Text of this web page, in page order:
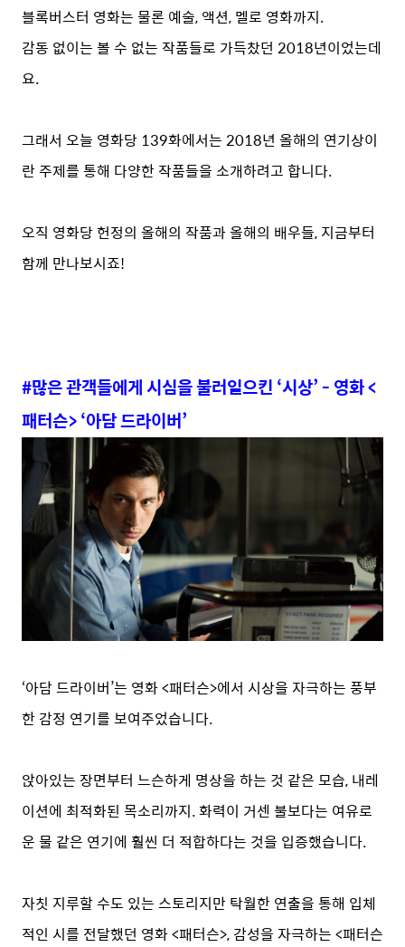
블록버스터 영화는 물론 예술, 액션, 멜로 영화까지.
감동 없이는 볼 수 없는 작품들로 가득찼던 2018년이었는데
요.
그래서 오늘 영화당 139화에서는 2018년 올해의 연기상이
란 주제를 통해 다양한 작품들을 소개하려고 합니다.
오직 영화당 헌정의 올해의 작품과 올해의 배우들, 지금부터
함께 만나보시죠!
#많은 관객들에게 시심을 불러일으킨 ‘시상’ - 영화 <
패터슨> ‘아담 드라이버’
‘아담 드라이버’는 영화 <패터슨>에서 시상을 자극하는 풍부
한 감정 연기를 보여주었습니다.
앉아있는 장면부터 느슨하게 명상을 하는 것 같은 모습, 내레
이션에 최적화된 목소리까지. 화력이 거센 불보다는 여유로
운 물 같은 연기에 훨씬 더 적합하다는 것을 입증했습니다.
자칫 지루할 수도 있는 스토리지만 탁월한 연출을 통해 입체
적인 시를 전달했던 영화 <패터슨>, 감성을 자극하는 <패터슨